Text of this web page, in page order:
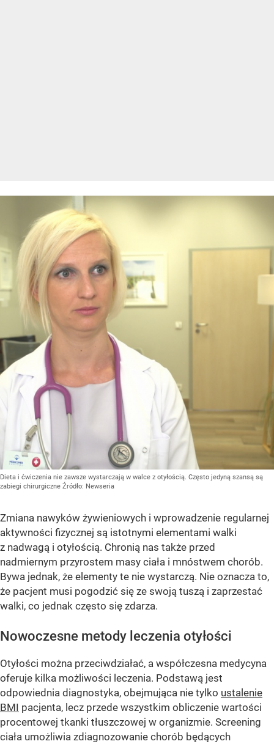
Dieta i ćwiczenia nie zawsze wystarczają w walce z otyłością. Często jedyną szansą są
zabiegi chirurgiczne Źródło: Newseria
Zmiana nawyków żywieniowych i wprowadzenie regularnej
aktywności fizycznej są istotnymi elementami walki
z nadwagą i otyłością. Chronią nas także przed
nadmiernym przyrostem masy ciała i mnóstwem chorób.
Bywa jednak, że elementy te nie wystarczą. Nie oznacza to,
że pacjent musi pogodzić się ze swoją tuszą i zaprzestać
walki, co jednak często się zdarza.
Nowoczesne metody leczenia otyłości
Otyłości można przeciwdziałać, a współczesna medycyna
oferuje kilka możliwości leczenia. Podstawą jest
odpowiednia diagnostyka, obejmująca nie tylko ustalenie
BMI pacjenta, lecz przede wszystkim obliczenie wartości
procentowej tkanki tłuszczowej w organizmie. Screening
ciała umożliwia zdiagnozowanie chorób będących